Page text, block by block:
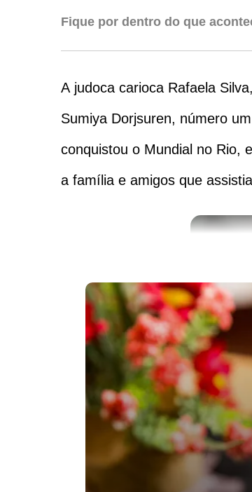
Fique por dentro do que
A judoca carioca Rafaela
Sumiya Dorjsuren, número
conquistou o Mundial no Rio,
a família e amigos que